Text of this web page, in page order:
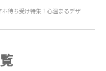
待ち受け特集！心温まるデザ